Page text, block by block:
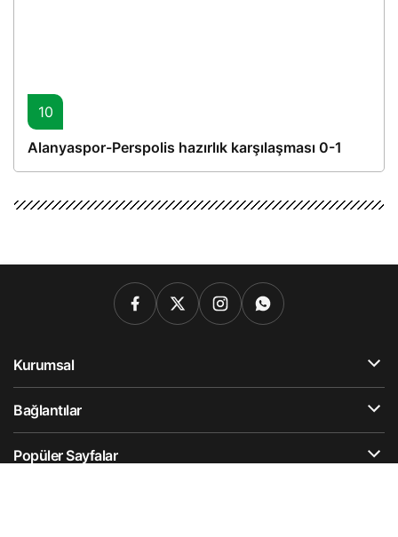
10
Alanyaspor-Perspolis hazırlık karşılaşması 0-1
Kurumsal
Bağlantılar
Popüler Sayfalar